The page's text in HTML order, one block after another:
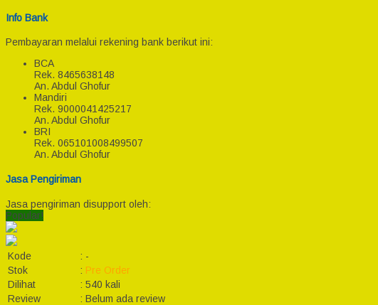
Info Bank
Pembayaran melalui rekening bank berikut ini:
BCA
Rek. 8465638148
An. Abdul Ghofur
Mandiri
Rek. 9000041425217
An. Abdul Ghofur
BRI
Rek. 065101008499507
An. Abdul Ghofur
Jasa Pengiriman
Jasa pengiriman disupport oleh:
Popular!
Kode : -
Stok
: Pre Order
Dilihat
: 540 kali
Review
: Belum ada review